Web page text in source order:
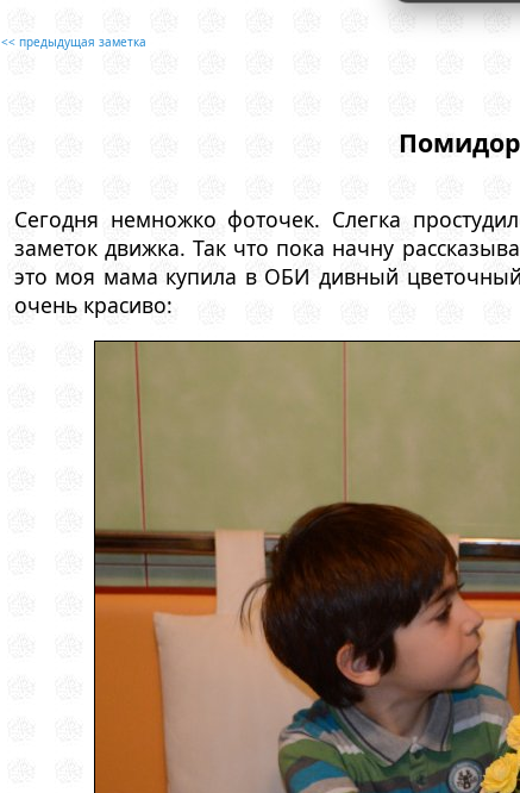
<< предыдущая заметка
Сегодня немножко фоточек. Слегка
заметок движка. Так что пока начну
это моя мама купила в ОБИ дивный
очень красиво: